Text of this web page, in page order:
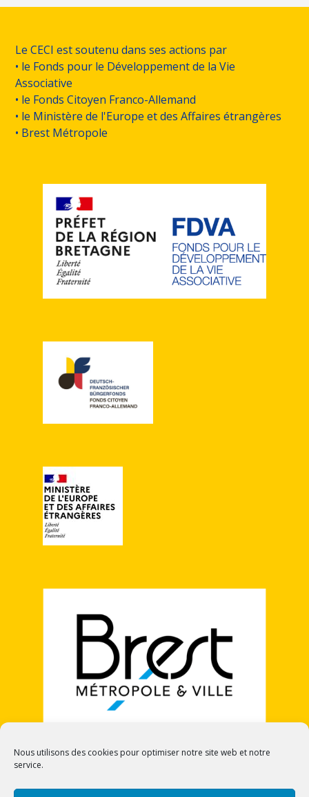
Nous utilisons des cookies pour optimiser notre site web et notre
service.
Le CECI est soutenu dans ses actions par
• le Fonds pour le Développement de la Vie
Associative
• le Fonds Citoyen Franco-Allemand
• le Ministère de l'Europe et des Affaires étrangères
• Brest Métropole